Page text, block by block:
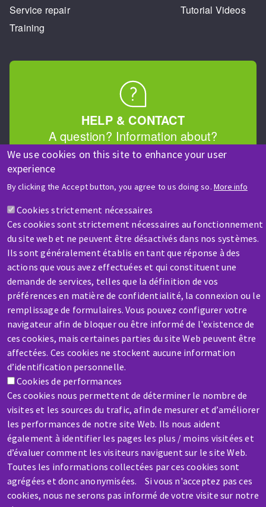
We use cookies on this site to enhance your user
experience
By clicking the Accept button, you agree to us doing so. More info
Cookies strictement nécessaires
Ces cookies sont strictement nécessaires au fonctionnement
du site web et ne peuvent être désactivés dans nos systèmes.
Ils sont généralement établis en tant que réponse à des
actions que vous avez effectuées et qui constituent une
demande de services, telles que la définition de vos
préférences en matière de confidentialité, la connexion ou le
remplissage de formulaires. Vous pouvez configurer votre
navigateur afin de bloquer ou être informé de l'existence de
ces cookies, mais certaines parties du site Web peuvent être
affectées. Ces cookies ne stockent aucune information
d’identification personnelle.
Cookies de performances
Ces cookies nous permettent de déterminer le nombre de
visites et les sources du trafic, afin de mesurer et d’améliorer
les performances de notre site Web. Ils nous aident
également à identifier les pages les plus / moins visitées et
d’évaluer comment les visiteurs naviguent sur le site Web.
Toutes les informations collectées par ces cookies sont
agrégées et donc anonymisées. Si vous n'acceptez pas ces
cookies, nous ne serons pas informé de votre visite sur notre
Service repair
Training
Tutorial Videos
HELP & CONTACT
A question? Information about?
SERVICE / REPAIR
A broken machine? Out of order?
Contact-us
Skip
to
main
content